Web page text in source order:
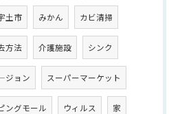
土市 みかん カビ清掃
方法 介護施設 シンク
ジョン スーパーマーケット
ングモール ウィルス 家